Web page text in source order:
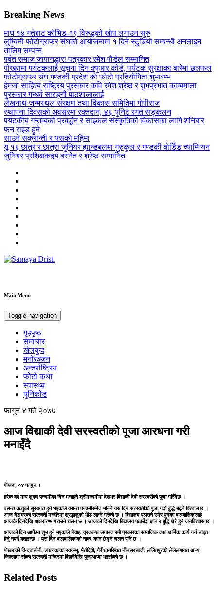
Breaking News
माघ १४ गतेबाट कोभिड-१९ विरुद्धको खोप लगाउन सुरु
लुम्बिनी फोटोग्राफर संघको आयोजनामा १ दिने स्टुडियो सम्बन्धी अनलाइन
तालिम सम्पन्न
पर्वत समाज जापानद्धारा पत्रकार रमेश पौडेल सम्मानित
पोखरामा पर्यटकलाई सूचना दिन क्युआर कोर्ड, पर्यटक सुरक्षाका बारेमा छलफल
फोटोग्राफर संघ गण्डकी प्रदेश को फोटो प्रतियोगिता शुभारम्भ
हेमजा साहित्य राष्ट्रिय पुरस्कार कवि रमेश श्रेष्ठ र शुभप्रभात काव्यमाला
पुरस्कार गन्धर्व सारङ्गी पाठशालालाई
लेखनाथ जन्मस्थल संरक्षण तथा विकास समितिमा गोपीराज
स्थापना दिवसको अवसरमा रक्तदान, ४६ युनिट रगत सङ्कलन
पर्यटकीय गन्तव्यको प्रवर्द्धन र साइकल संस्कृतिको विकासका लागि शनिबार
फन राइड हुने
साउने सक्रान्ती र यसको महिमा
यू १६ छात्र र छात्रा जुनियर ह्यान्डबलमा गुरुकुल र गण्डकी बोर्डिङ च्याम्पियन
जुनियर प्रशिक्षकद्वय बस्नेत र श्रेष्ठ सम्मानित
Main Menu
Toggle navigation
गृहपृष्ठ
समाचार
खेलकुद
मनोरञ्जन
अन्तर्राष्ट्रिय
फोटो कथा
स्वास्थ्य
युनिकोड
फागुन ४ गते २०७७
आज विद्याकी देवी सरस्वतीको पूजा आरधना गरी
मनाइँदै
पोखरा, ०४ फागुन ।
हरेक वर्ष माघ शुक्ल पन्चमीका दिन मनाइने श्रीमन्चमीमा देशभर बिद्याकी देवी सरस्वरीको पूजा गरिँदैछ ।
वसन्त ऋतुको सुरुआत हुने भएकाले वसन्त पन्चमीसमेत भनिने यस दिन सरस्वतीको पूजा गर्दा बुद्धि बढ्ने विश्वास छ ।
आज देशभरका सरस्वती मन्दीरमा श्रद्धालुको भीड लाग्ने गरेको छ । बिद्यालय पठाउने उमेर पुगेका बालबालिकालाई
आजकै दिनदेखि अक्षरारम्भ गराउने चलन छ । आजको दिनदेखि बिद्यालय पठाउँदा ज्ञान र बुद्धि धेरै हुने जनविश्वास छ ।
आजको दिन आफैंमा शुभ हुने भएकाले विवाह, व्रतबन्ध लगायत सबै प्रकारका सामाजिक तथा धार्मिक कार्य गर्न साइत
हेर्नु नपर्ने बताइन्छ । यस दिन बालबालिकाको नाक, कान छेड्ने चलन पनि छ ।
पोखराको विन्दवासीनी, उपत्यकाका स्वयम्भू, मैतीदेवी, गैरीधारास्थित नीलसरस्वती, ललितपुरको लेलेलगायत अन्य
जिल्लामा रहेका सरस्वती मन्दिरमा विहानैदेखि पूजाआजा भइरहेको छ ।
Related Posts